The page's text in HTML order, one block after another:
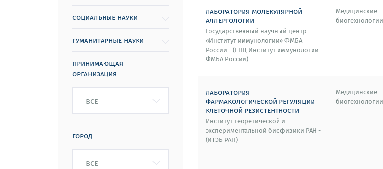
социальные науки
гуманитарные науки
принимающая
организация
все
город
все
лаборатория молекулярной
аллергологии
Государственный научный центр
«Институт иммунологии» ФМБА
России - (ГНЦ Институт иммунологии
ФМБА России)
Медицинские
биотехнологии
лаборатория
фармакологической регуляции
клеточной резистентности
Институт теоретической и
экспериментальной биофизики РАН -
(ИТЭБ РАН)
Медицинские
биотехнологии